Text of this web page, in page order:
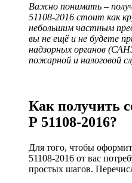
Важно понимать –
51108-2016 стоит как
небольшим частным
вы не ещё и не будете
надзорных органов
пожарной и налоговой
Как получить
Р 51108-2016?
Для того, чтобы
51108-2016 от вас
простых шагов.